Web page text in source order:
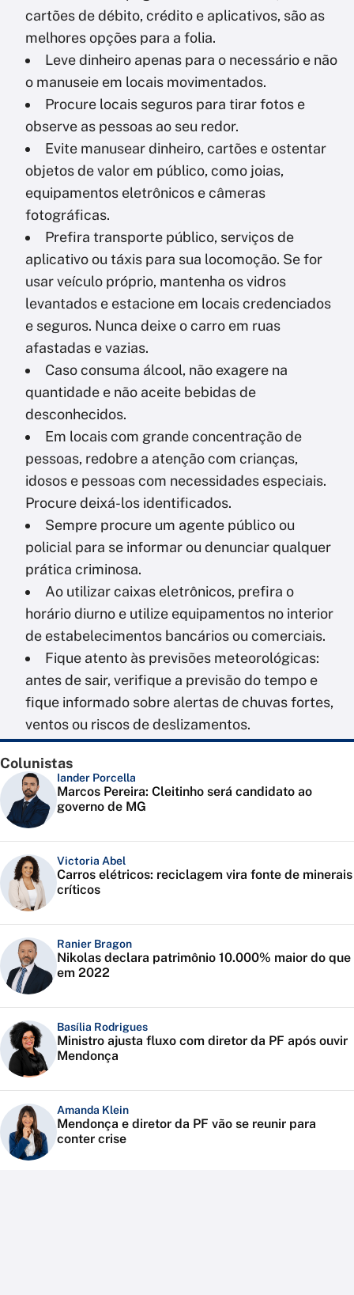
cartões de débito, crédito e aplicativos, são as
melhores opções para a folia.
Leve dinheiro apenas para o necessário e não
o manuseie em locais movimentados.
Procure locais seguros para tirar fotos e
observe as pessoas ao seu redor.
Evite manusear dinheiro, cartões e ostentar
objetos de valor em público, como joias,
equipamentos eletrônicos e câmeras
fotográficas.
Prefira transporte público, serviços de
aplicativo ou táxis para sua locomoção. Se for
usar veículo próprio, mantenha os vidros
levantados e estacione em locais credenciados
e seguros. Nunca deixe o carro em ruas
afastadas e vazias.
Caso consuma álcool, não exagere na
quantidade e não aceite bebidas de
desconhecidos.
Em locais com grande concentração de
pessoas, redobre a atenção com crianças,
idosos e pessoas com necessidades especiais.
Procure deixá-los identificados.
Sempre procure um agente público ou
policial para se informar ou denunciar qualquer
prática criminosa.
Ao utilizar caixas eletrônicos, prefira o
horário diurno e utilize equipamentos no interior
de estabelecimentos bancários ou comerciais.
Fique atento às previsões meteorológicas:
antes de sair, verifique a previsão do tempo e
fique informado sobre alertas de chuvas fortes,
ventos ou riscos de deslizamentos.
Colunistas
Iander Porcella
Marcos Pereira: Cleitinho será candidato ao
governo de MG
Victoria Abel
Carros elétricos: reciclagem vira fonte de minerais
críticos
Ranier Bragon
Nikolas declara patrimônio 10.000% maior do que
em 2022
Basília Rodrigues
Ministro ajusta fluxo com diretor da PF após ouvir
Mendonça
Amanda Klein
Mendonça e diretor da PF vão se reunir para
conter crise